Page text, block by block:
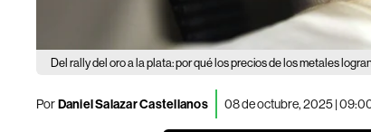
Del rally del oro a la plata: por qué los precios de los metales
PorDaniel Salazar Castellanos 08 de octubre, 2025 |